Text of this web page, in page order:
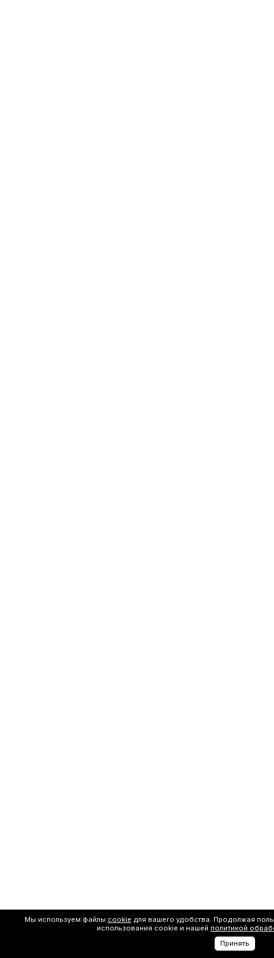
Мы используем файлы cookie для вашего удобства. Продолжая
использования cookie и нашей политикой
Принять